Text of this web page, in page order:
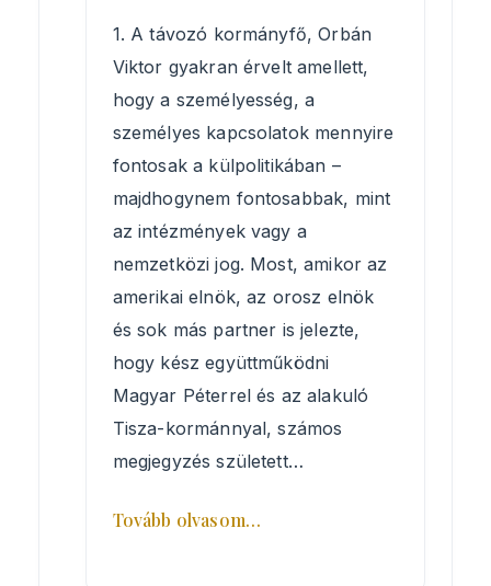
1. A távozó kormányfő, Orbán
Viktor gyakran érvelt amellett,
hogy a személyesség, a
személyes kapcsolatok mennyire
fontosak a külpolitikában –
majdhogynem fontosabbak, mint
az intézmények vagy a
nemzetközi jog. Most, amikor az
amerikai elnök, az orosz elnök
és sok más partner is jelezte,
hogy kész együttműködni
Magyar Péterrel és az alakuló
Tisza-kormánnyal, számos
megjegyzés született…
Tovább olvasom…